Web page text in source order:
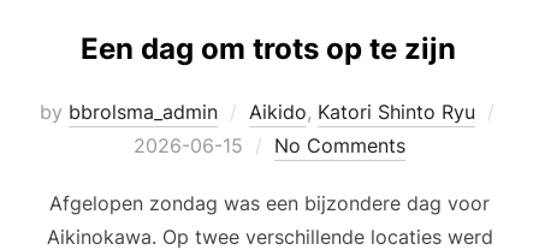
Een dag om trots op te zijn
by bbrolsma_admin Aikido, Katori Shinto Ryu
2026-06-15 No Comments
Afgelopen zondag was een bijzondere dag voor
Aikinokawa. Op twee verschillende locaties werd